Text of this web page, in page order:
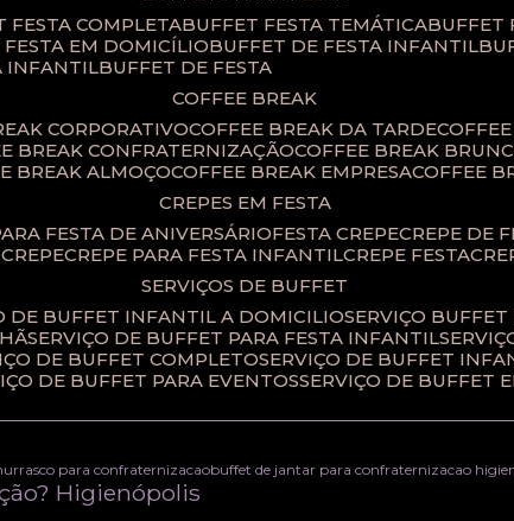
FESTA COMPLETA BUFFET FESTA TEMÁTICA
FESTA EM DOMICÍLIO BUFFET DE FESTA INFANTIL
INFANTIL
BUFFET DE FESTA
COFFEE BREAK
CORPORATIVO COFFEE BREAK DA TARDE
BREAK CONFRATERNIZAÇÃO COFFEE BREAK
BREAK ALMOÇO COFFEE BREAK EMPRESA COFFEE
CREPES EM FESTA
FESTA DE ANIVERSÁRIO FESTA CREPE CREPE DE
CREPE CREPE PARA FESTA INFANTIL CREPE FESTA
SERVIÇOS DE BUFFET
DE BUFFET INFANTIL A DOMICILIO SERVIÇO
SERVIÇO DE BUFFET PARA FESTA INFANTIL
DE BUFFET COMPLETO SERVIÇO DE BUFFET
DE BUFFET PARA EVENTOS SERVIÇO DE BUFFET
para confraternizacaobuffet de jantar para confraternizacao
Higienópolis